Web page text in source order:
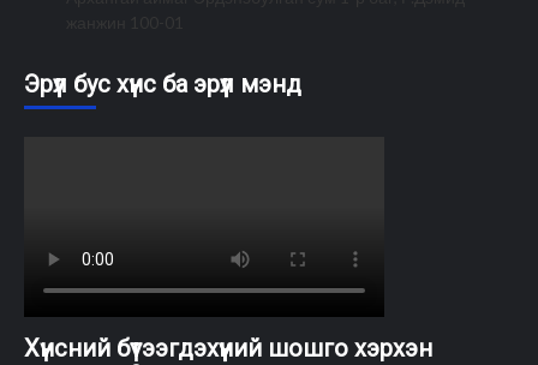
Эрүүл бус хүнс ба эрүүл мэнд
Хүнсний бүтээгдэхүүний шошго хэрхэн